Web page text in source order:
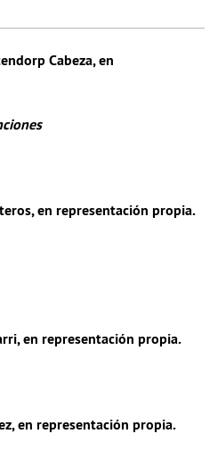
Cabeza, en
, en representación propia.
, en representación propia.
, en representación propia.